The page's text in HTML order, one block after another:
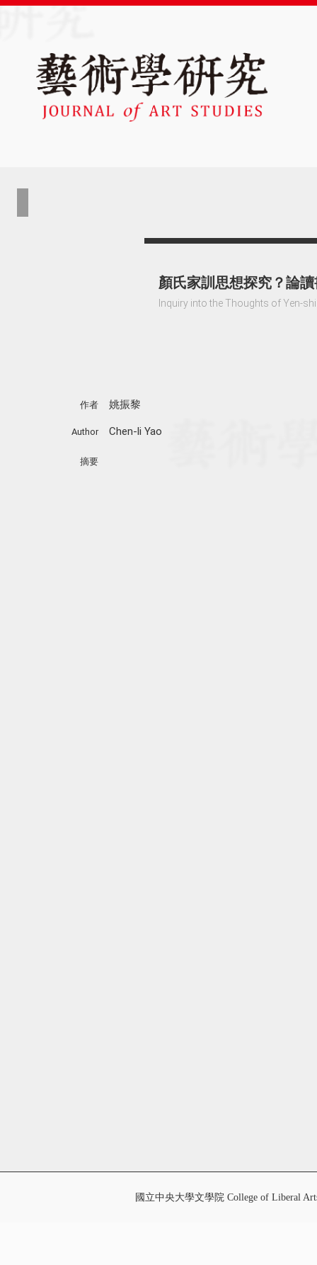
顏氏家訓思想探究？論
Inquiry into the Thoughts of Yen-
作者 姚振黎
Author Chen-li Yao
摘要
國立中央大學文學院 College of Liberal